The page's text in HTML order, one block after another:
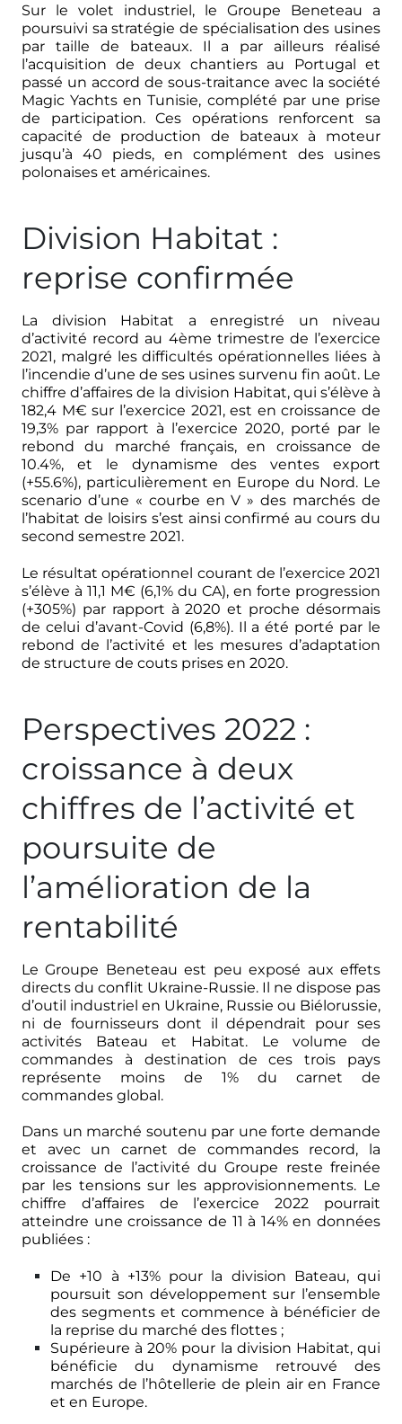
Sur le volet industriel, le Groupe Beneteau a
poursuivi sa stratégie de spécialisation des usines
par taille de bateaux. Il a par ailleurs réalisé
l’acquisition de deux chantiers au Portugal et
passé un accord de sous-traitance avec la société
Magic Yachts en Tunisie, complété par une prise
de participation. Ces opérations renforcent sa
capacité de production de bateaux à moteur
jusqu’à 40 pieds, en complément des usines
polonaises et américaines.
Division Habitat :
reprise confirmée
La division Habitat a enregistré un niveau
d’activité record au 4ème trimestre de l’exercice
2021, malgré les difficultés opérationnelles liées à
l’incendie d’une de ses usines survenu fin août. Le
chiffre d’affaires de la division Habitat, qui s’élève à
182,4 M€ sur l’exercice 2021, est en croissance de
19,3% par rapport à l’exercice 2020, porté par le
rebond du marché français, en croissance de
10.4%, et le dynamisme des ventes export
(+55.6%), particulièrement en Europe du Nord. Le
scenario d’une « courbe en V » des marchés de
l’habitat de loisirs s’est ainsi confirmé au cours du
second semestre 2021.
Le résultat opérationnel courant de l’exercice 2021
s’élève à 11,1 M€ (6,1% du CA), en forte progression
(+305%) par rapport à 2020 et proche désormais
de celui d’avant-Covid (6,8%). Il a été porté par le
rebond de l’activité et les mesures d’adaptation
de structure de couts prises en 2020.
Perspectives 2022 :
croissance à deux
chiffres de l’activité et
poursuite de
l’amélioration de la
rentabilité
Le Groupe Beneteau est peu exposé aux effets
directs du conflit Ukraine-Russie. Il ne dispose pas
d’outil industriel en Ukraine, Russie ou Biélorussie,
ni de fournisseurs dont il dépendrait pour ses
activités Bateau et Habitat. Le volume de
commandes à destination de ces trois pays
représente moins de 1% du carnet de
commandes global.
Dans un marché soutenu par une forte demande
et avec un carnet de commandes record, la
croissance de l’activité du Groupe reste freinée
par les tensions sur les approvisionnements. Le
chiffre d’affaires de l’exercice 2022 pourrait
atteindre une croissance de 11 à 14% en données
publiées :
De +10 à +13% pour la division Bateau, qui
poursuit son développement sur l’ensemble
des segments et commence à bénéficier de
la reprise du marché des flottes ;
Supérieure à 20% pour la division Habitat, qui
bénéficie du dynamisme retrouvé des
marchés de l’hôtellerie de plein air en France
et en Europe.